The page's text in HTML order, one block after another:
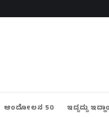
ಆಂದೋಲನ 50 ಇದ್ದದ್ದು